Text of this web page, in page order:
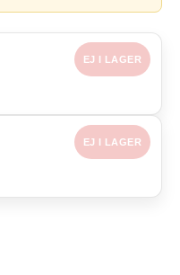
EJ I LAGER
EJ I LAGER